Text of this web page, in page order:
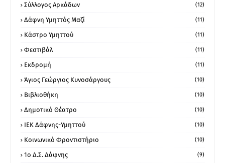
Σύλλογος Αρκάδων (12)
Δάφνη Υμηττός Μαζί (11)
Κάστρο Υμηττού (11)
Φεστιβάλ (11)
Εκδρομή (11)
Άγιος Γεώργιος Κυνοσάργους (10)
Βιβλιοθήκη (10)
Δημοτικό Θέατρο (10)
ΙΕΚ Δάφνης-Υμηττού (10)
Κοινωνικό Φροντιστήριο (10)
1ο Δ.Σ. Δάφνης (9)